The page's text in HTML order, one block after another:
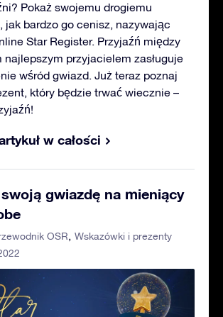
Pokaż swojemu drogiemu
jak bardzo go cenisz, nazywając
Star Register. Przyjaźń między
najlepszym przyjacielem zasługuje
wśród gwiazd. Już teraz poznaj
który będzie trwać wiecznie –
w całości
gwiazdę na mieniący
OSR
Wskazówki i prezenty